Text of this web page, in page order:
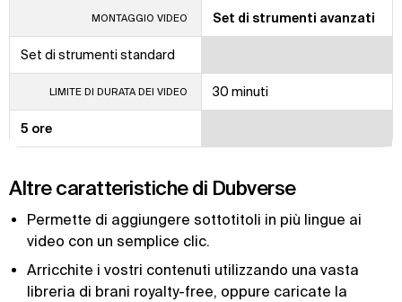
MONTAGGIO VIDEO Set di strumenti avanzati
Set di strumenti standard
LIMITE DI DURATA DEI VIDEO 30 minuti
5 ore
Altre caratteristiche di Dubverse
Permette di aggiungere sottotitoli in più lingue ai
video con un semplice clic.
Arricchite i vostri contenuti utilizzando una vasta
libreria di brani royalty-free, oppure caricate la